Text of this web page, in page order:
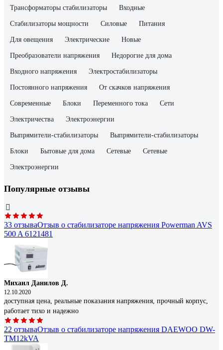
Трансформаторы стабилизаторы Входные
Стабилизаторы мощности Силовые Питания
Для овещения Электрические Новые
Преобразователи напряжения Недорогие для дома
Входного напряжения Электростабилизаторы
Постоянного напряжения От скачков напряжения
Современные Блоки Переменного тока Сети
Электричества Электроэнергии
Выпрямители-стабилизаторы Выпрямители-стабилизаторы
Блоки Бытовые для дома Сетевые Сетевые
Электроэнергии
Популярные отзывы
33 отзываОтзыв о стабилизаторе напряжения Powerman AVS
500 A 6121481
Михаил Данилов Д.
12.10.2020
доступная цена, реальные показания напряжения, прочный корпус,
работает тихо и надежно
22 отзываОтзыв о стабилизаторе напряжения DAEWOO DW-
TM12kVA